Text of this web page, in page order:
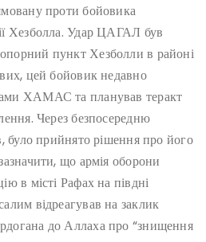
проти бойовика
Хезболла. Удар ЦАГАЛ був
пункт Хезболли в районі
цей бойовик недавно
ХАМАС та планував теракт
Через безпосередню
було прийнято рішення про його
що армія оборони
в місті Рафах на півдні
відреагував на заклик
до Аллаха про “знищення